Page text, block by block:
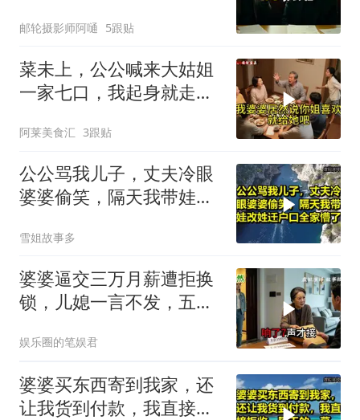
邮轮摄影师阿嗵 5跟贴
菜未上，公公喊来大姑姐
一家七口，我起身就走，
阿莱美食汇 3跟贴
公公骂我儿子，丈夫冷眼
婆婆偷笑，隔天我带娃改
雪姐故事多
婆婆逼交三万月薪遭拒换
锁，儿媳一言不发，五天
娱乐圈的笔娱君
婆婆买东西寄到我家，还
让我货到付款，我直接拒